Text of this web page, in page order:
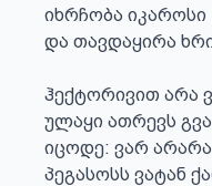
იხრჩობა იკაროსი
და თავდაყირა
ჰექტორივით არა
ულაყი ათრევს
იცოდე: ვარ
პეგასოსს ვატან